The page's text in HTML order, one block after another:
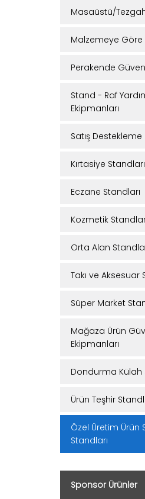
Masaüstü/
Malzemeye
Perakende
Stand - Raf
Ekipmanları
Satış Destekleme
Kırtasiye Standları
Eczane Standları
Kozmetik
Orta Alan
Takı ve Aksesuar
Süper Market
Mağaza Ürün
Ekipmanları
Dondurma Külah
Ürün Teşhir
Özel Üretim Ürün
Standları
Sponsor Ürünler